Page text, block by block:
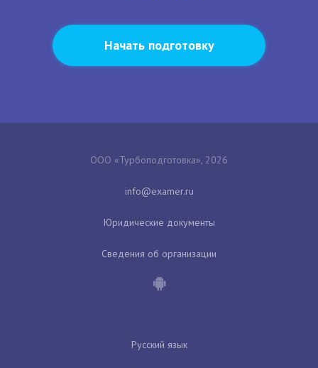
Начать подготовку
ООО «Турбоподготовка», 2026
Юридические документы
Сведения об организации
Русский язык